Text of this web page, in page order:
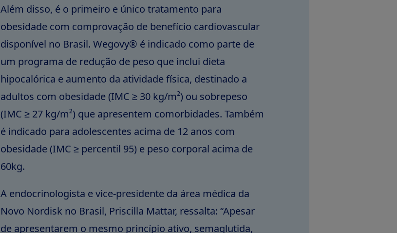
Além disso, é o primeiro e único tratamento para
obesidade com comprovação de benefício cardiovascular
disponível no Brasil. Wegovy® é indicado como parte de
um programa de redução de peso que inclui dieta
hipocalórica e aumento da atividade física, destinado a
adultos com obesidade (IMC ≥ 30 kg/m²) ou sobrepeso
(IMC ≥ 27 kg/m²) que apresentem comorbidades. Também
é indicado para adolescentes acima de 12 anos com
obesidade (IMC ≥ percentil 95) e peso corporal acima de
60kg.
A endocrinologista e vice-presidente da área médica da
Novo Nordisk no Brasil, Priscilla Mattar, ressalta: “Apesar
de apresentarem o mesmo princípio ativo, semaglutida,